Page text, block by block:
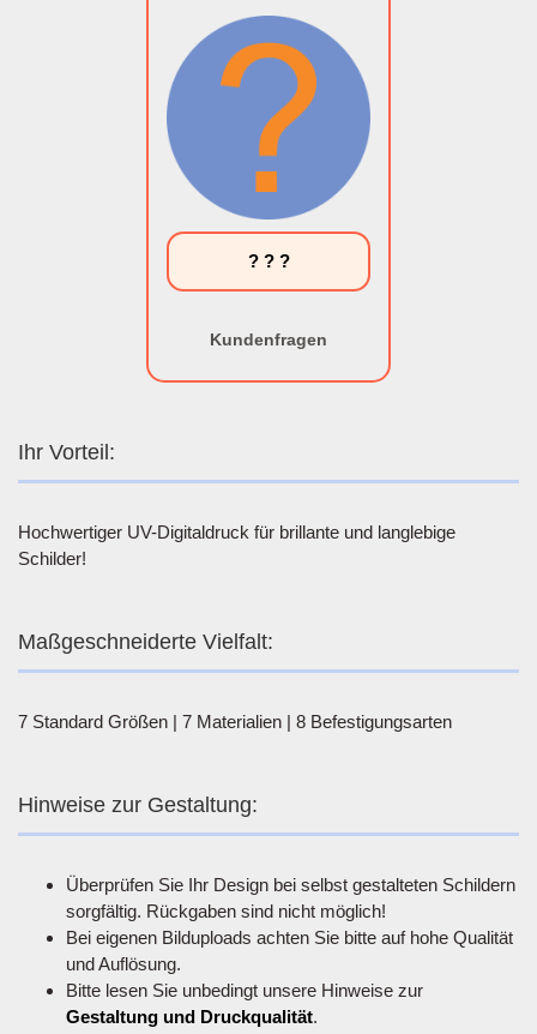
? ? ?
Kundenfragen
Ihr Vorteil:
Hochwertiger UV-Digitaldruck für brillante und langlebige
Schilder!
Maßgeschneiderte Vielfalt:
7 Standard Größen | 7 Materialien | 8 Befestigungsarten
Hinweise zur Gestaltung:
Überprüfen Sie Ihr Design bei selbst gestalteten Schildern
sorgfältig. Rückgaben sind nicht möglich!
Bei eigenen Bilduploads achten Sie bitte auf hohe Qualität
und Auflösung.
Bitte lesen Sie unbedingt unsere Hinweise zur
Gestaltung und Druckqualität.